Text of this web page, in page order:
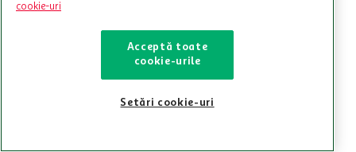
cookie-uri
Acceptă toate
cookie-urile
Setări cookie-uri